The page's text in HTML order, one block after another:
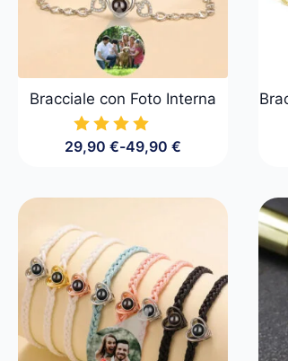
Bracciale con Foto Interna
29,90 €-49,90 €
Fascia
49,90 €